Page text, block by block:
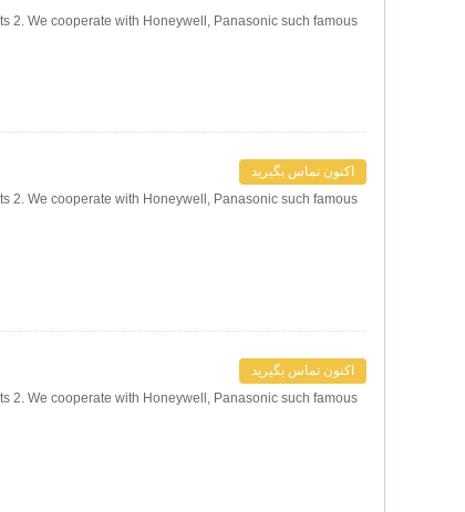
2. We cooperate with Honeywell, Panasonic such famous
اکنون تماس بگیرید
2. We cooperate with Honeywell, Panasonic such famous
اکنون تماس بگیرید
2. We cooperate with Honeywell, Panasonic such famous